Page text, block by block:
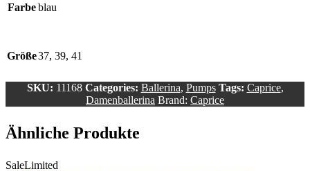
Farbeblau
Größe37, 39, 41
SKU: 11168 Categories: Ballerina, Pumps Tags: Caprice,
Damenballerina Brand: Caprice
Ähnliche Produkte
SaleLimited